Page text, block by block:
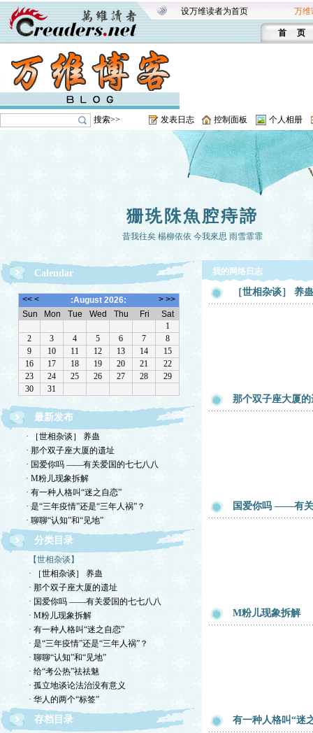
设万维读者为首页 万维
首 页
搜索>> 发表日志 控制面板 个人相册
狦珗陎魚腔痔諦
昔我往矣 楊柳依依 今我來思 雨雪霏霏
Calendar
最新发布
· ［世相杂谈］ 养蛊
· 那个双子座大厦的遗址
· 国爱你吗 ——有关爱国的七七八八
· M粉儿现象拆解
· 有一种人格叫“迷之自恋”
· 是“三年疫情”还是“三年人祸”？
· 聊聊“认知”和“见地”
分类目录
【世相杂谈】
· ［世相杂谈］ 养蛊
· 那个双子座大厦的遗址
· 国爱你吗 ——有关爱国的七七八八
· M粉儿现象拆解
· 有一种人格叫“迷之自恋”
· 是“三年疫情”还是“三年人祸”？
· 聊聊“认知”和“见地”
· 给“考公热”祛祛魅
· 孤立地谈论法治没有意义
· 华人的两个“标签”
存档目录
我的网络日志
［世相杂谈］ 养蛊
那个双子座大厦的
国爱你吗 ——有
M粉儿现象拆解
有一种人格叫“迷